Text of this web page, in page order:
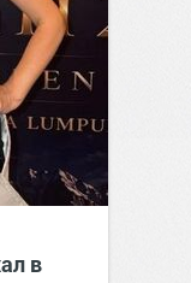
в